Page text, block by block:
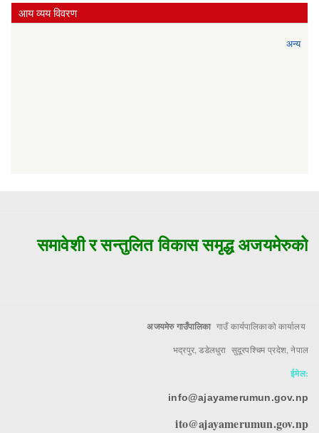
आय व्यय विवरण
अन्य
समावेशी र सन्तुलित विकास समृद्ध अजयमेरुको
अजयमेरु गाउँपालिका गाउँ कार्यपालिकाको कार्यालय
भद्रपुर, डडेलधुरा सुदूरपश्चिम प्रदेश, नेपाल
ईमेल:
info@ajayamerumun.gov.np
ito@ajayamerumun.gov.np